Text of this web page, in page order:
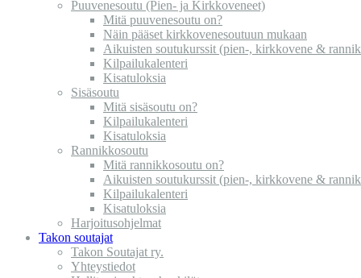
Puuvenesoutu (Pien- ja Kirkkoveneet)
Mitä puuvenesoutu on?
Näin pääset kirkkovenesoutuun mukaan
Aikuisten soutukurssit (pien-, kirkkovene &
Kilpailukalenteri
Kisatuloksia
Sisäsoutu
Mitä sisäsoutu on?
Kilpailukalenteri
Kisatuloksia
Rannikkosoutu
Mitä rannikkosoutu on?
Aikuisten soutukurssit (pien-, kirkkovene &
Kilpailukalenteri
Kisatuloksia
Harjoitusohjelmat
Takon soutajat
Takon Soutajat ry.
Yhteystiedot